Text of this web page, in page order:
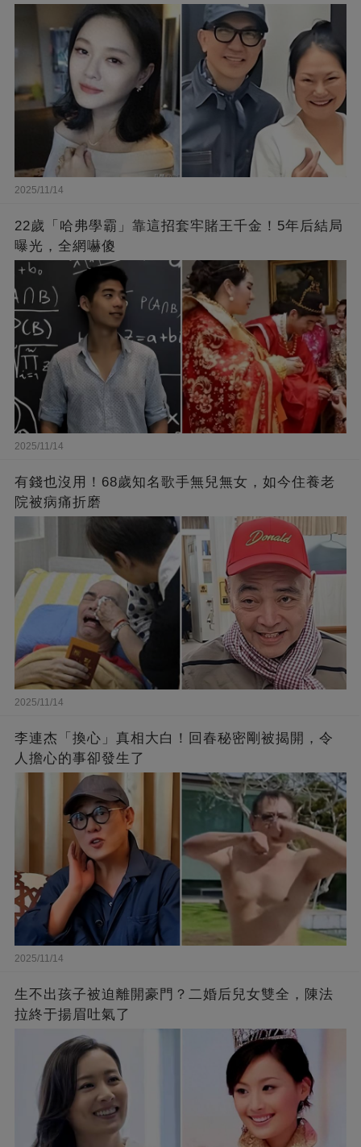
2025/11/14
22歲「哈弗學霸」靠這招套牢賭王千金！5年后結局
曝光，全網嚇傻
2025/11/14
有錢也沒用！68歲知名歌手無兒無女，如今住養老
院被病痛折磨
2025/11/14
李連杰「換心」真相大白！回春秘密剛被揭開，令
人擔心的事卻發生了
2025/11/14
生不出孩子被迫離開豪門？二婚后兒女雙全，陳法
拉終于揚眉吐氣了